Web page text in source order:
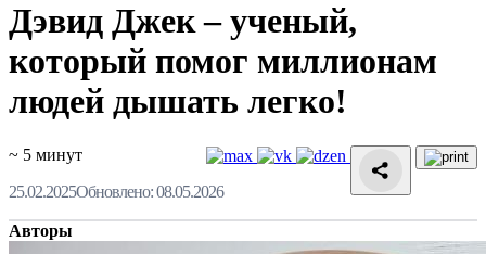
Дэвид Джек – ученый,
который помог миллионам
людей дышать легко!
~ 5 минут
25.02.2025Обновлено: 08.05.2026
Авторы